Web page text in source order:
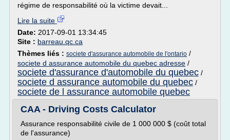
régime de responsabilité où la victime devait...
Lire la suite
Date: 2017-09-01 13:34:45
Site : barreau.qc.ca
Thèmes liés : societe d'assurance automobile de l'ontario /
societe d assurance automobile du quebec adresse /
societe d'assurance d'automobile du quebec /
societe d assurance automobile du quebec /
societe de l assurance automobile quebec
CAA - Driving Costs Calculator
Assurance responsabilité civile de 1 000 000 $ (coût total
de l'assurance)